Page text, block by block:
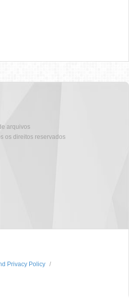
arquivos
os direitos reservados
Privacy Policy